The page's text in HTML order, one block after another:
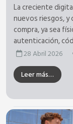
La creciente
nuevos riesgos, y
compra, ya sea
autenticación,
28 Abril 2026
Leer más…